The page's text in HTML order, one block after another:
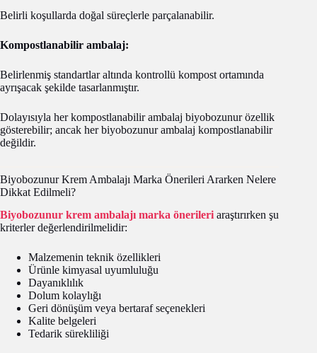
Belirli koşullarda doğal süreçlerle parçalanabilir.
Kompostlanabilir ambalaj:
Belirlenmiş standartlar altında kontrollü kompost ortamında
ayrışacak şekilde tasarlanmıştır.
Dolayısıyla her kompostlanabilir ambalaj biyobozunur özellik
gösterebilir; ancak her biyobozunur ambalaj kompostlanabilir
değildir.
Biyobozunur Krem Ambalajı Marka Önerileri Ararken Nelere
Dikkat Edilmeli?
Biyobozunur krem ambalajı marka önerileriaraştırırken şu
kriterler değerlendirilmelidir:
Malzemenin teknik özellikleri
Ürünle kimyasal uyumluluğu
Dayanıklılık
Dolum kolaylığı
Geri dönüşüm veya bertaraf seçenekleri
Kalite belgeleri
Tedarik sürekliliği